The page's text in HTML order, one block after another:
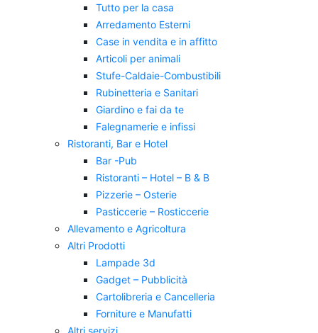
Tutto per la casa
Arredamento Esterni
Case in vendita e in affitto
Articoli per animali
Stufe-Caldaie-Combustibili
Rubinetteria e Sanitari
Giardino e fai da te
Falegnamerie e infissi
Ristoranti, Bar e Hotel
Bar -Pub
Ristoranti – Hotel – B & B
Pizzerie – Osterie
Pasticcerie – Rosticcerie
Allevamento e Agricoltura
Altri Prodotti
Lampade 3d
Gadget – Pubblicità
Cartolibreria e Cancelleria
Forniture e Manufatti
Altri servizi